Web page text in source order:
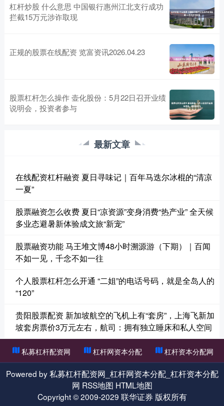
杠杆炒股 什么意思 中国银行惠州江北支行成功
拦截15万元涉诈取现
正规的股票在线配资 览富资讯2026.04.23
股票杠杆怎么操作 壶化股份：5月22日召开业绩
说明会，投资者参与
最新文章
在线配资杠杆融资 夏日寻味记｜百年马迭尔冰棍的“清凉
一夏”
股票融资怎么收费 夏日“凉资源”变身消费“热产业” 全天候
多业态避暑新体验成文旅“新宠”
股票融资功能 马王堆文博48小时溯源游（下期）｜百闻
不如一见，千念不如一往
个人股票杠杆怎么开通 “二姐”的电话号码，就是全岛人的
“120”
贵阳股票配资 新加坡航空的飞机上有“套房”，上海飞新加
坡套房票价3万元左右，航司：拥有独立睡床和私人空间
私募杠杆配资网 杠杆网资本分配 杠杆资本分配网
Powered by私募杠杆配资网_杠杆网资本分配_杠杆资本分配
网 RSS地图 HTML地图
Copyright© 2009-2029 联华证券 版权所有